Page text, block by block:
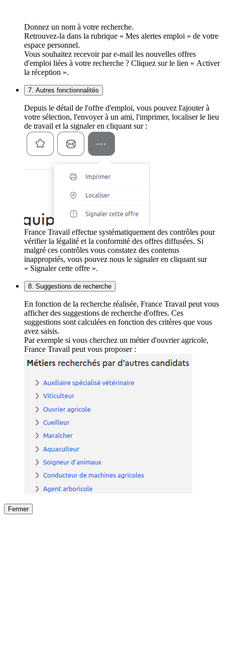
Donnez un nom à votre recherche.
Retrouvez-la dans la rubrique « Mes alertes emploi » de votre
espace personnel.
Vous souhaitez recevoir par e-mail les nouvelles offres
d'emploi liées à votre recherche ? Cliquez sur le lien « Activer
la réception ».
7. Autres fonctionnalités
Depuis le détail de l'offre d'emploi, vous pouvez l'ajouter à
votre sélection, l'envoyer à un ami, l'imprimer, localiser le lieu
de travail et la signaler en cliquant sur :
France Travail effectue systématiquement des contrôles pour
vérifier la légalité et la conformité des offres diffusées. Si
malgré ces contrôles vous constatez des contenus
inappropriés, vous pouvez nous le signaler en cliquant sur
« Signaler cette offre ».
8. Suggestions de recherche
En fonction de la recherche réalisée, France Travail peut vous
afficher des suggestions de recherche d'offres. Ces
suggestions sont calculées en fonction des critères que vous
avez saisis.
Par exemple si vous cherchez un métier d'ouvrier agricole,
France Travail peut vous proposer :
Fermer